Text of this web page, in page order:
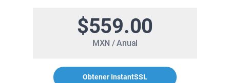
$559.00
MXN / Anual
Obtener InstantSSL